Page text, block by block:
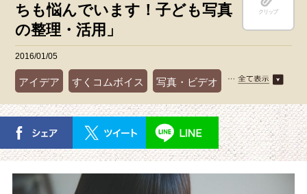
ちも悩んでいます！子ども写真
の整理・活用」
クリップ
2016/01/05
アイデア すくコムボイス 写真・ビデオ